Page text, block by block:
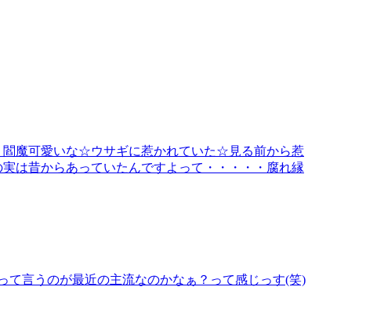
閻魔可愛いな☆ウサギに惹かれていた☆見る前から惹
は昔からあっていたんですよって・・・・・腐れ縁
て言うのが最近の主流なのかなぁ？って感じっす(笑)